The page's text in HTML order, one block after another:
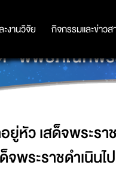
ะงานวิจัย กิจกรรมและข่าวส
งานวิจัย กิจกรรมและข่าวส
อมด้วย สมเด็
“พิพิธภัณฑ์พร
ยู่หัว เสด็จพระร
จพระราชดำเนิ